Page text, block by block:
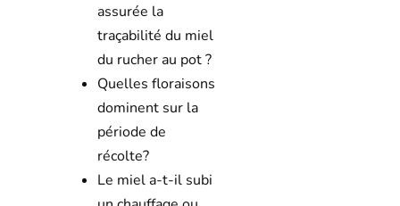
assurée la
traçabilité du miel
du rucher au pot ?
Quelles floraisons
dominent sur la
période de
récolte?
Le miel a-t-il subi